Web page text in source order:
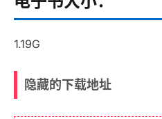
1.19G
隐藏的下载地址